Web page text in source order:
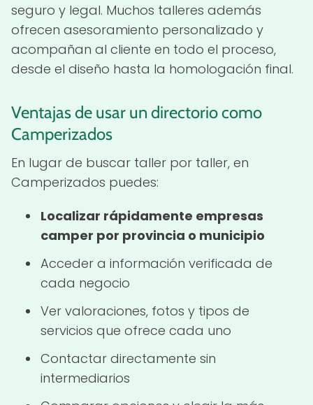
seguro y legal. Muchos talleres además
ofrecen asesoramiento personalizado y
acompañan al cliente en todo el proceso,
desde el diseño hasta la homologación final.
Ventajas de usar un directorio como
Camperizados
En lugar de buscar taller por taller, en
Camperizados puedes:
Localizar rápidamente empresas
camper por provincia o municipio
Acceder a información verificada de
cada negocio
Ver valoraciones, fotos y tipos de
servicios que ofrece cada uno
Contactar directamente sin
intermediarios